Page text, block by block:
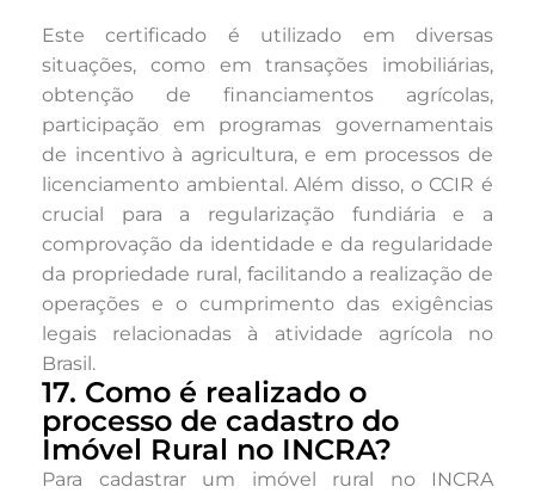
Este certificado é utilizado em diversas
situações, como em transações imobiliárias,
obtenção de financiamentos agrícolas,
participação em programas governamentais
de incentivo à agricultura, e em processos de
licenciamento ambiental. Além disso, o CCIR é
crucial para a regularização fundiária e a
comprovação da identidade e da regularidade
da propriedade rural, facilitando a realização de
operações e o cumprimento das exigências
legais relacionadas à atividade agrícola no
Brasil.
17. Como é realizado o
processo de cadastro do
Imóvel Rural no INCRA?
Para cadastrar um imóvel rural no INCRA